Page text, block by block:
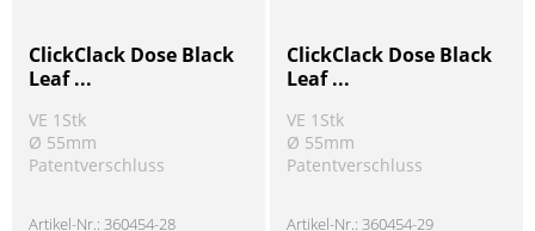
ClickClack Dose Black
Leaf ...
VE 1Stk
Ø 55mm
Patentverschluss
Artikel-Nr.:360454-28
ClickClack Dose Black
Leaf ...
VE 1Stk
Ø 55mm
Patentverschluss
Artikel-Nr.:360454-29